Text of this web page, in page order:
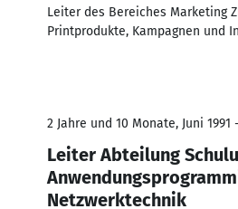
Leiter des Bereiches Marketing
Printprodukte, Kampagnen und
2 Jahre und 10 Monate, Juni 1991
Leiter Abteilung
Netzwerktechnik